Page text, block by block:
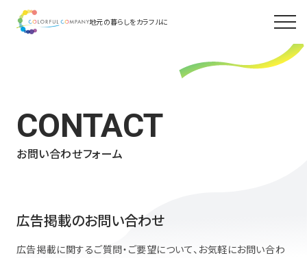
地元の暮らしをカラフルに
CONTACT
お問い合わせフォーム
広告掲載のお問い合わせ
広告掲載に関するご質問・ご要望について、お気軽にお問い合わ